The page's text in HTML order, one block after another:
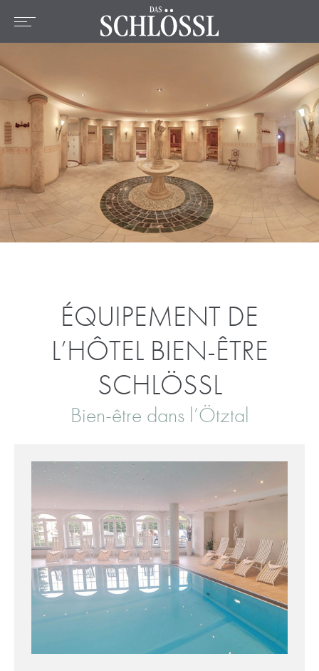
DE EN FR
Home
L'hotel
Chambres et prix
Offres
Emplacement
Bien-être
Culinaire
Activités
ÉQUIPEMENT DE
L’HÔTEL BIEN-ÊTRE
SCHLÖSSL
Bien-être dans l’Ötztal